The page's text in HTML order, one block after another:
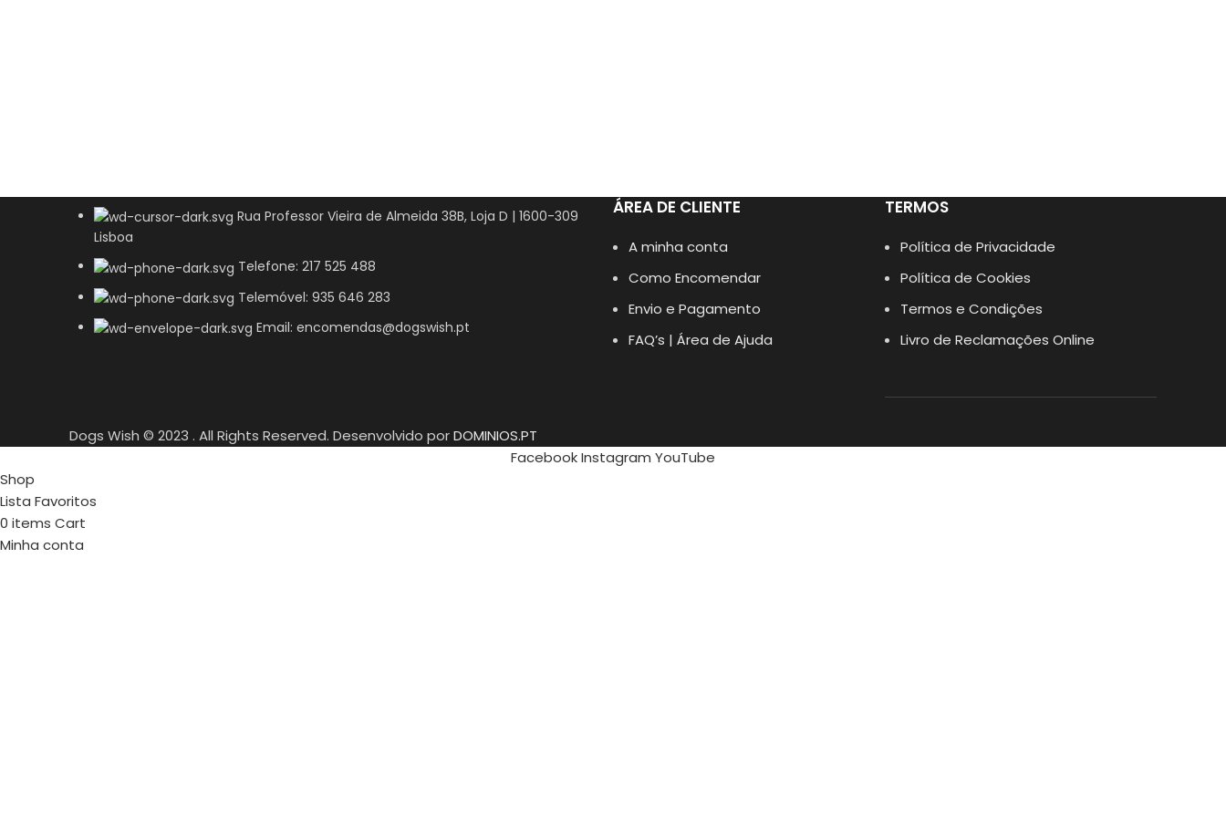
Rua Professor Vieira de Almeida 38B, Loja D | 1600-309
Lisboa
Telefone: 217 525 488
Telemóvel: 935 646 283
Email: encomendas@dogswish.pt
ÁREA DE CLIENTE
A minha conta
Como Encomendar
Envio e Pagamento
FAQ’s | Área de Ajuda
TERMOS
Política de Privacidade
Política de Cookies
Termos e Condições
Livro de Reclamações Online
Dogs Wish © 2023 . All Rights Reserved. Desenvolvido porDOMINIOS.PT
FacebookInstagram YouTube
Shop
Lista Favoritos
0 items Cart
Minha conta